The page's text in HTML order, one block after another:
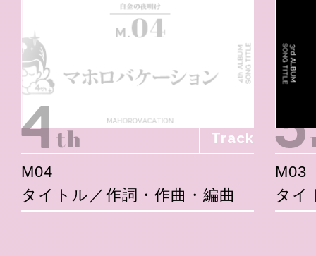
Track
M04
タイトル／作詞・作曲・編曲
M03
タイ